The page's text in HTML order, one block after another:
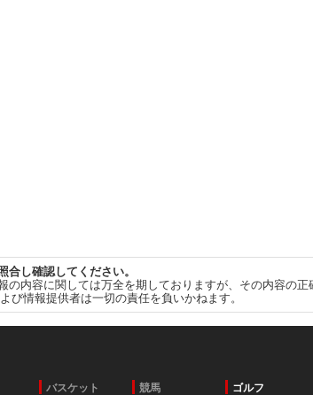
合し確認してください。
内容に関しては万全を期しておりますが、その内容の
び情報提供者は一切の責任を負いかねます。
バスケット 競馬 ゴルフ